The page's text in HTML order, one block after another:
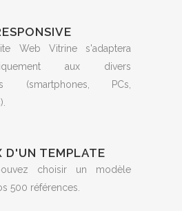
Web Vitrine s'adaptera
aux divers
(smartphones, PCs,
D'UN TEMPLATE
choisir un modèle
500 références.